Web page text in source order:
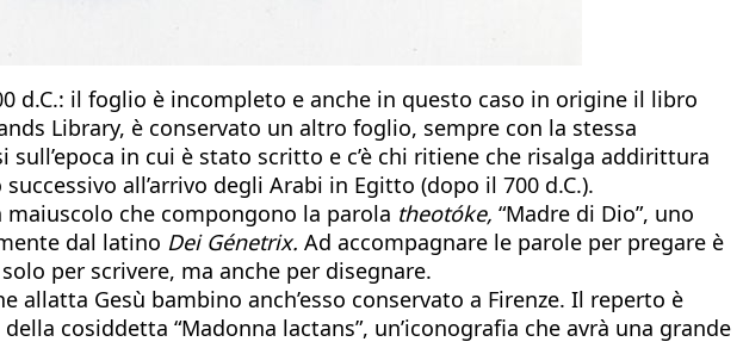
d.C.: il foglio è incompleto e anche in questo caso in origine il libro
Library, è conservato un altro foglio, sempre con la stessa
in cui è stato scritto e c’è chi ritiene che risalga addirittura
all’arrivo degli Arabi in Egitto (dopo il 700 d.C.).
che compongono la parola theotóke, “Madre di Dio”, uno
dal latino Dei Génetrix. Ad accompagnare le parole per pregare è
per scrivere, ma anche per disegnare.
Gesù bambino anch’esso conservato a Firenze. Il reperto è
cosiddetta “Madonna lactans”, un’iconografia che avrà una grande